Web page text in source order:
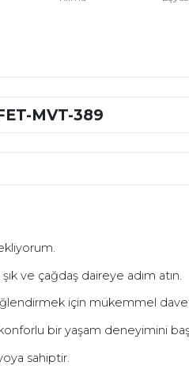
MVT-389
ve çağdaş daireye adım atın.
eğlendirmek için mükemmel
bir yaşam deneyimini
sahiptir.